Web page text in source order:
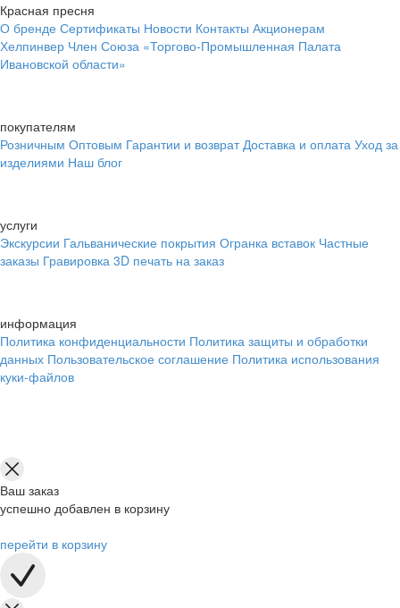
Красная пресня
О бренде Сертификаты Новости Контакты Акционерам
Хелпинвер Член Союза «Торгово-Промышленная Палата
Ивановской области»
покупателям
Розничным Оптовым Гарантии и возврат Доставка и оплата Уход за
изделиями Наш блог
услуги
Экскурсии Гальванические покрытия Огранка вставок Частные
заказы Гравировка 3D печать на заказ
информация
Политика конфиденциальности Политика защиты и обработки
данных Пользовательское соглашение Политика использования
куки-файлов
Ваш заказ
успешно добавлен в корзину
перейти в корзину